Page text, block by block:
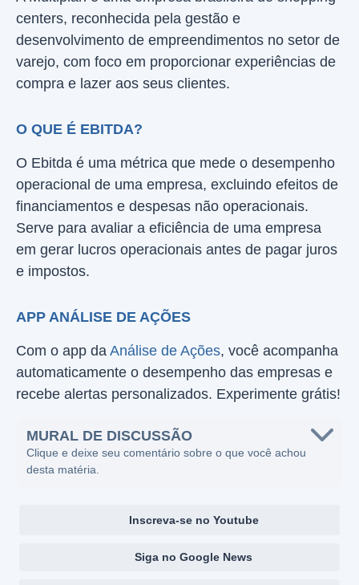
centers, reconhecida pela gestão e
desenvolvimento de empreendimentos no setor de
varejo, com foco em proporcionar experiências de
compra e lazer aos seus clientes.
O QUE É EBITDA?
O Ebitda é uma métrica que mede o desempenho
operacional de uma empresa, excluindo efeitos de
financiamentos e despesas não operacionais.
Serve para avaliar a eficiência de uma empresa
em gerar lucros operacionais antes de pagar juros
e impostos.
APP ANÁLISE DE AÇÕES
Com o app da Análise de Ações, você acompanha
automaticamente o desempenho das empresas e
recebe alertas personalizados. Experimente grátis!
MURAL DE DISCUSSÃO
Clique e deixe seu comentário sobre o que você achou
desta matéria.
Inscreva-se no Youtube
Siga no Google News